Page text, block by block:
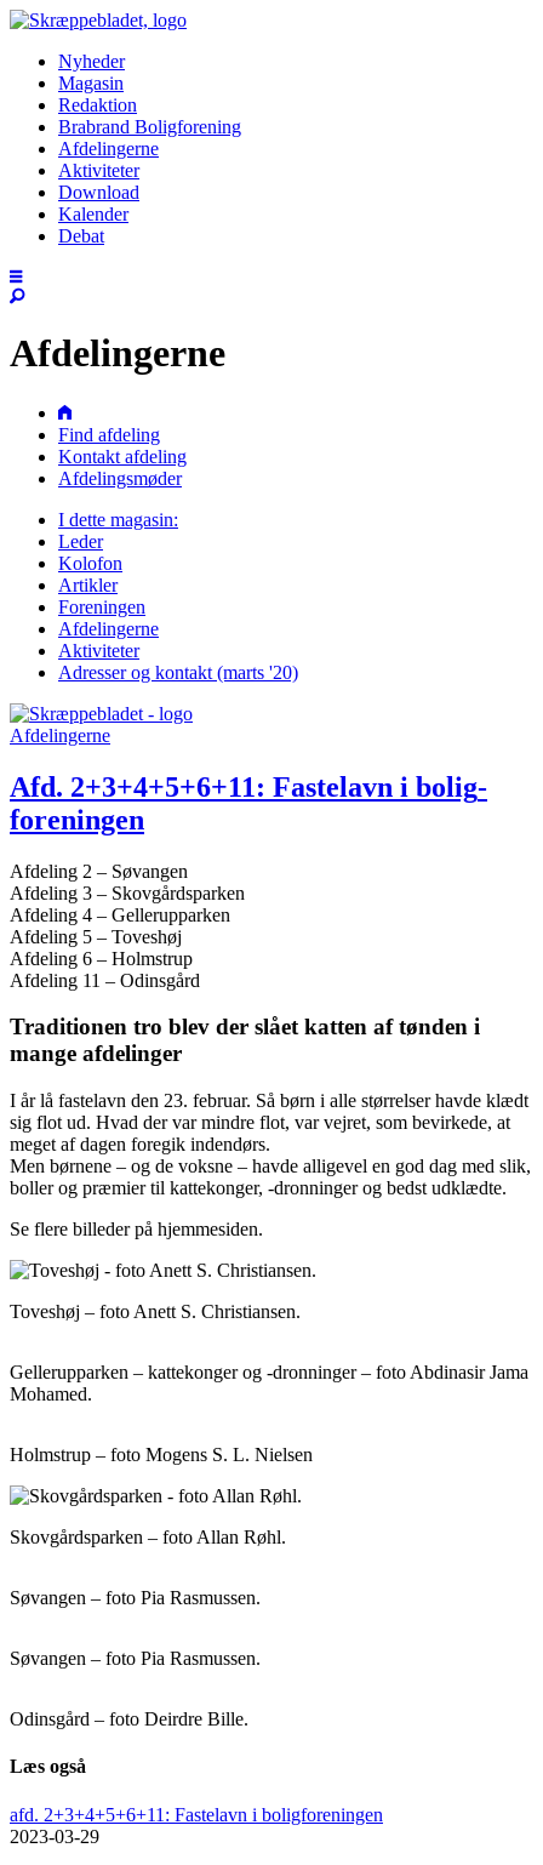
Nyheder
Magasin
Redaktion
Brabrand Boligforening
Afdelingerne
Aktiviteter
Download
Kalender
Debat
Afdelingerne
Find afdeling
Kontakt afdeling
Afdelingsmøder
I dette magasin:
Leder
Kolofon
Artikler
Foreningen
Afdelingerne
Aktiviteter
Adresser og kontakt (marts '20)
Afdelingerne
Afd. 2+3+4+5+6+11: Fastelavn i bolig­
foreningen
Afdeling 2 – Søvangen
Afdeling 3 – Skovgårdsparken
Afdeling 4 – Gellerupparken
Afdeling 5 – Toveshøj
Afdeling 6 – Holmstrup
Afdeling 11 – Odinsgård
Traditionen tro blev der slået katten af tønden i
mange afdelinger
I år lå fastelavn den 23. februar. Så børn i alle størrelser havde klædt
sig flot ud. Hvad der var mindre flot, var vejret, som bevirkede, at
meget af dagen foregik indendørs.
Men børnene – og de voksne – havde alligevel en god dag med slik,
boller og præmier til kattekonger, -dronninger og bedst udklædte.
Se flere billeder på hjemmesiden.
Toveshøj – foto Anett S. Christiansen.
Gellerupparken – kattekonger og -dronninger – foto Abdinasir Jama
Mohamed.
Holmstrup – foto Mogens S. L. Nielsen
Skovgårdsparken – foto Allan Røhl.
Søvangen – foto Pia Rasmussen.
Søvangen – foto Pia Rasmussen.
Odinsgård – foto Deirdre Bille.
Læs også
afd. 2+3+4+5+6+11: Fastelavn i bolig­foreningen
2023-03-29